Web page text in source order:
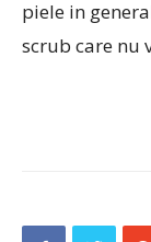
piele in
scrub care nu